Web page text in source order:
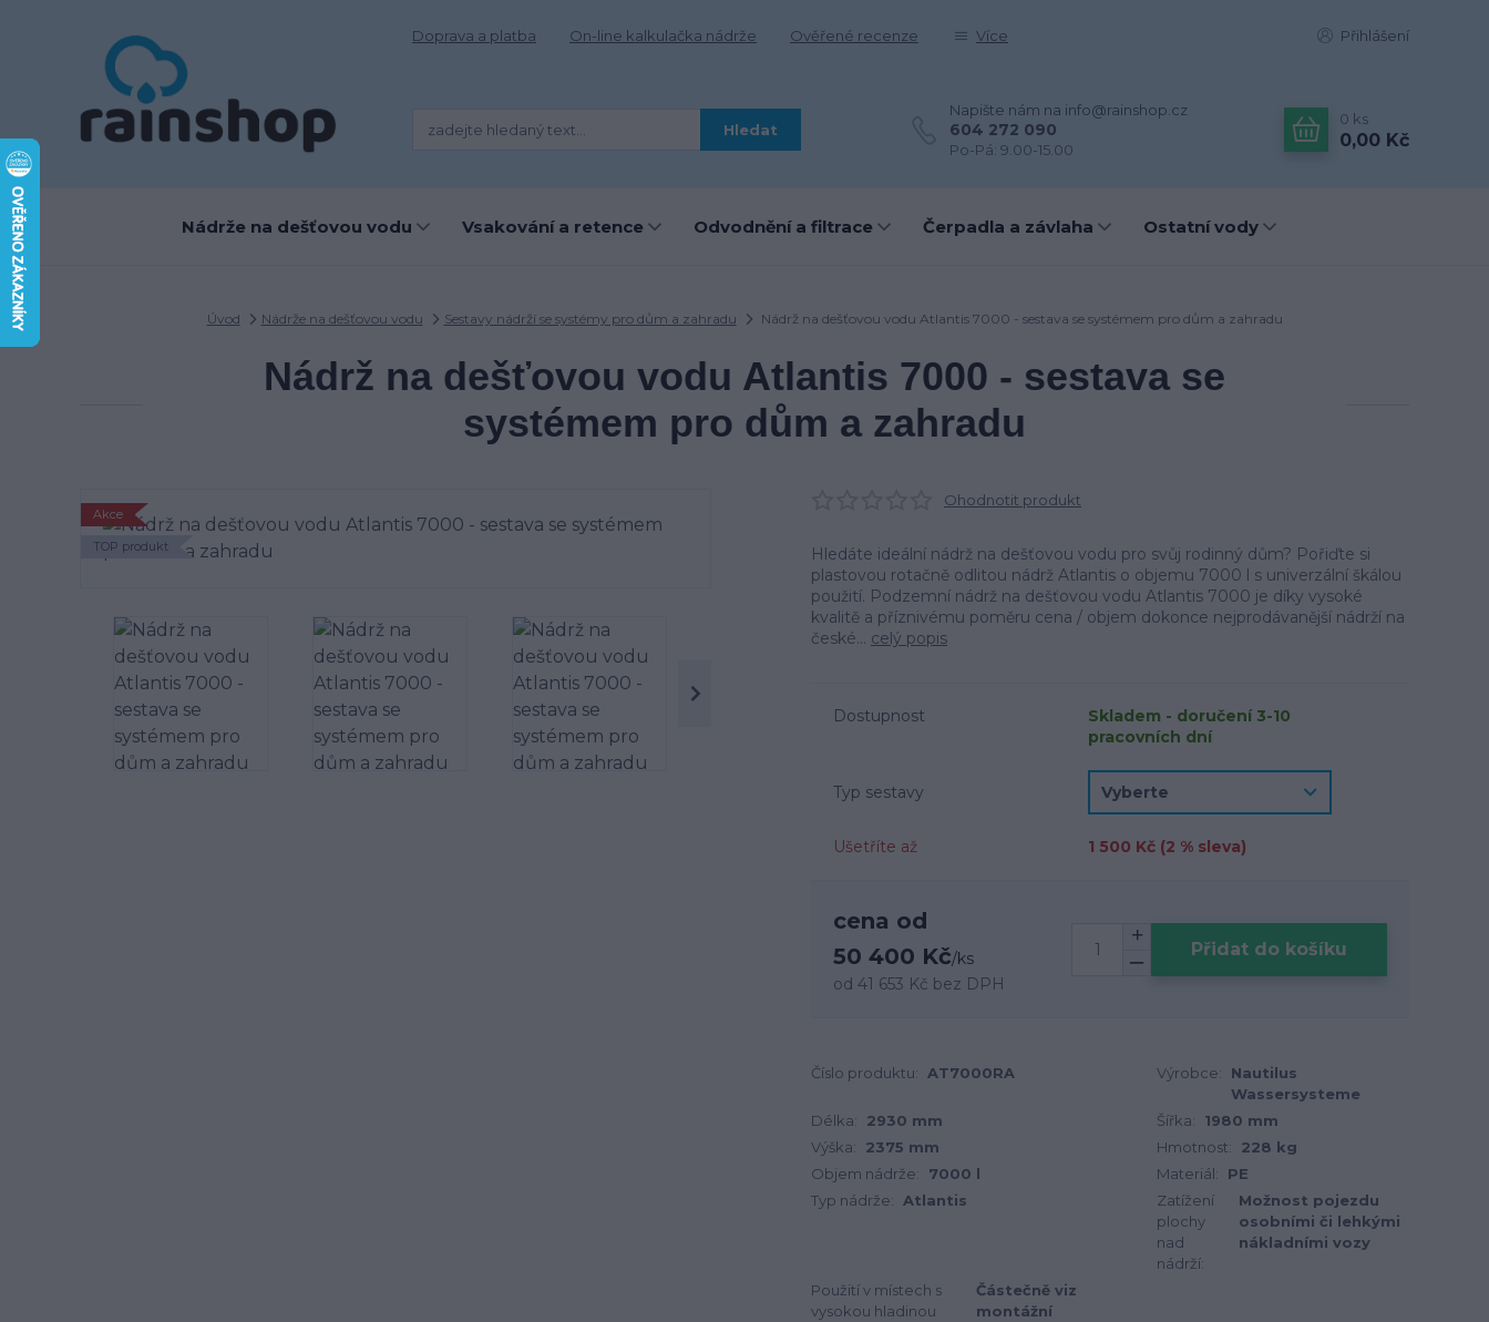
Doprava a platba On-line kalkulačka nádrže Ověřené recenze Více Přihlášení
Hledat
Napište nám na info@rainshop.cz
604 272 090
Po-Pá: 9.00-15.00
0 ks
0,00 Kč
Nádrže na dešťovou vodu Vsakování a retence Odvodnění a filtrace Čerpadla a závlaha Ostatní vody
Úvod Nádrže na dešťovou vodu Sestavy nádrží se systémy pro dům a zahradu Nádrž na dešťovou vodu Atlantis 7000 - sestava se systémem pro dům a zahradu
Nádrž na dešťovou vodu Atlantis 7000 - sestava se
systémem pro dům a zahradu
Akce
TOP produkt
Ohodnotit produkt
Hledáte ideální nádrž na dešťovou vodu pro svůj rodinný dům? Pořiďte si
plastovou rotačně odlitou nádrž Atlantis o objemu 7000 l s univerzální škálou
použití. Podzemní nádrž na dešťovou vodu Atlantis 7000 je díky vysoké
kvalitě a příznivému poměru cena / objem dokonce nejprodávanější nádrží na
české... celý popis
Dostupnost
Skladem - doručení 3-10
pracovních dní
Typ sestavy
Ušetříte až 1 500 Kč (2 % sleva)
cena od
50 400 Kč/ks
od 41 653 Kč bez DPH
Přidat do košíku
Číslo produktu: AT7000RA Výrobce:
Nautilus
Wassersysteme
Délka:
2930 mm Šířka:
1980 mm
Výška:
2375 mm Hmotnost:
228 kg
Objem nádrže:
7000 l Materiál:
PE
Typ nádrže:
Atlantis
Zatížení
plochy
nad
nádrží:
Možnost pojezdu
osobními či lehkými
nákladními vozy
Použití v místech s
vysokou hladinou
Částečně viz
montážní